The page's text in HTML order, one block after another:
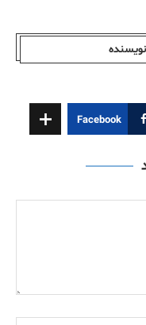
Facebook